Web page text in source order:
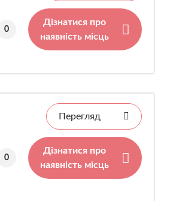
0
Дізнатися про
наявність місць
0
Перегляд
Дізнатися про
наявність місць